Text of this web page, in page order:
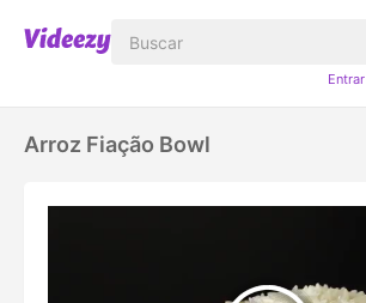
Entrar
Arroz Fiação Bowl